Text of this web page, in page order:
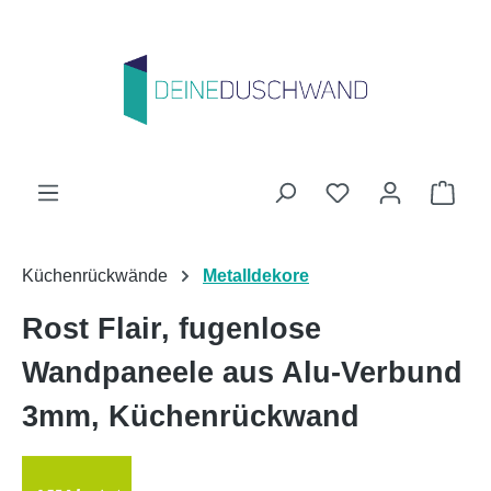
Du hast 0
Küchenrückwände Metalldekore
Rost Flair, fugenlose
Wandpaneele aus Alu-Verbund
3mm, Küchenrückwand